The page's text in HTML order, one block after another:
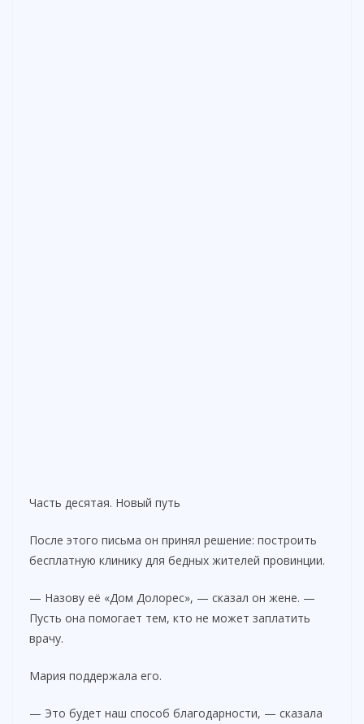
Часть десятая. Новый путь
После этого письма он принял решение: построить
бесплатную клинику для бедных жителей провинции.
— Назову её «Дом Долорес», — сказал он жене. —
Пусть она помогает тем, кто не может заплатить
врачу.
Мария поддержала его.
— Это будет наш способ благодарности, — сказала